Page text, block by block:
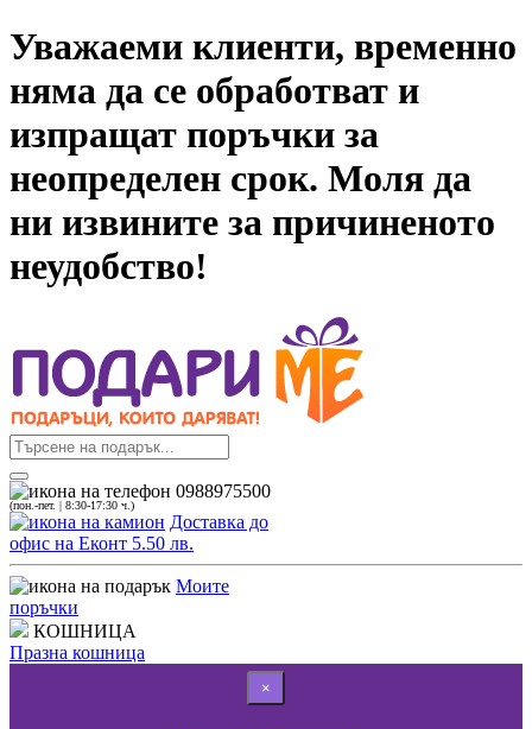
Уважаеми клиенти, временно
няма да се обработват и
изпращат поръчки за
неопределен срок. Моля да
ни извините за причиненото
неудобство!
0988975500
(пон.-пет. | 8:30-17:30 ч.)
Доставка до
офис на Еконт 5.50 лв.
Моите
поръчки
КОШНИЦА
Празна кошница
×